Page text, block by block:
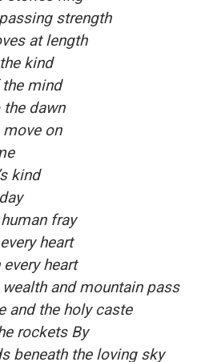
strength
at length
kind
mind
dawn
on
kind
fray
heart
heart
and mountain pass
and the holy caste
rockets By
beneath the loving sky